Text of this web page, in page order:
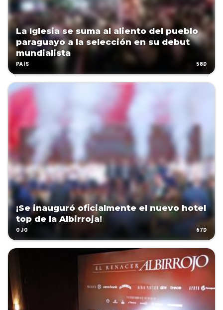
La Iglesia se suma al aliento del pueblo
paraguayo a la selección en su debut
mundialista
PAÍS 58D
¡Se inauguró oficialmente el nuevo hotel
top de la Albirroja!
OJO 67D